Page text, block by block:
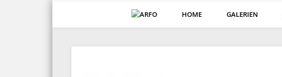
HOME GALERIEN